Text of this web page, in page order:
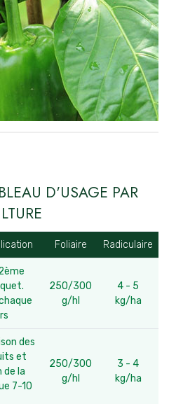
D'USAGE PAR
Foliaire Radiculaire
250/300
g/hl
4 - 5
kg/ha
des
et
de la
7-10
250/300
g/hl
3 - 4
kg/ha